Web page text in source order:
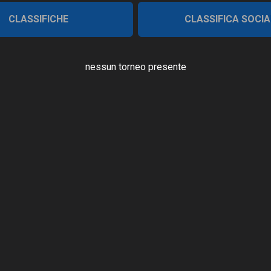
CLASSIFICHE CLASSIFICA
nessun torneo presente